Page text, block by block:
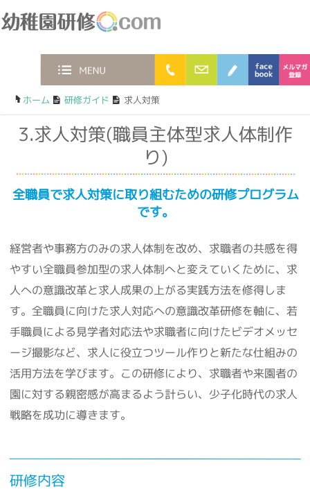
MENU 0120-36-2023
お問合わせフォー
ブログ
ホーム / 研修ガイド / 求人対策
3.求人対策(職員主体型求人体制作
り)
全職員で求人対策に取り組むための研修プログラム
です。
経営者や事務方のみの求人体制を改め、求職者の共感を得
やすい全職員参加型の求人体制へと変えていくために、求
人への意識改革と求人成果の上がる実践方法を修得しま
す。全職員に向けた求人対応への意識改革研修を軸に、若
手職員による見学者対応法や求職者に向けたビデオメッセ
ージ撮影など、求人に役立つツール作りと新たな仕組みの
活用方法を学びます。この研修により、求職者や来園者の
園に対する親密感が高まるよう計らい、少子化時代の求人
戦略を成功に導きます。
研修内容